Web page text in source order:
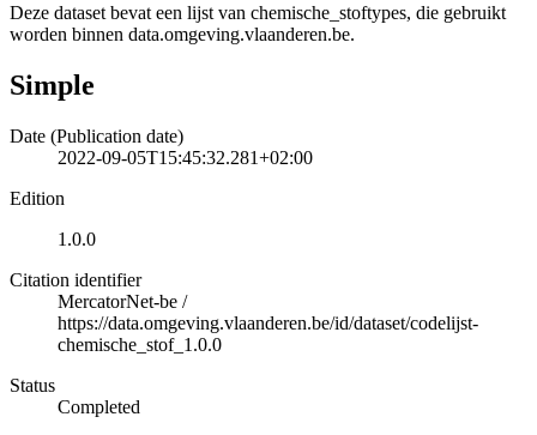
Deze dataset bevat een lijst van chemische_stoftypes, die gebruikt
worden binnen data.omgeving.vlaanderen.be.
Simple
Date (Publication date)
2022-09-05T15:45:32.281+02:00
Edition
1.0.0
Citation identifier
MercatorNet-be /
https://data.omgeving.vlaanderen.be/id/dataset/codelijst-
chemische_stof_1.0.0
Status
Completed